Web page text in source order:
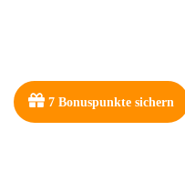
7 Bonuspunkte sichern